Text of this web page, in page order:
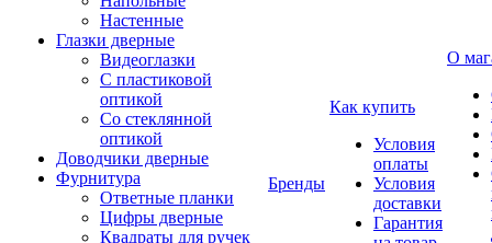
Настенные
Глазки дверные
Видеоглазки
С пластиковой
оптикой
Со стеклянной
оптикой
Доводчики дверные
Фурнитура
Ответные планки
Цифры дверные
Квадраты для ручек
Бренды
Как купить
Условия
оплаты
Условия
доставки
Гарантия
О